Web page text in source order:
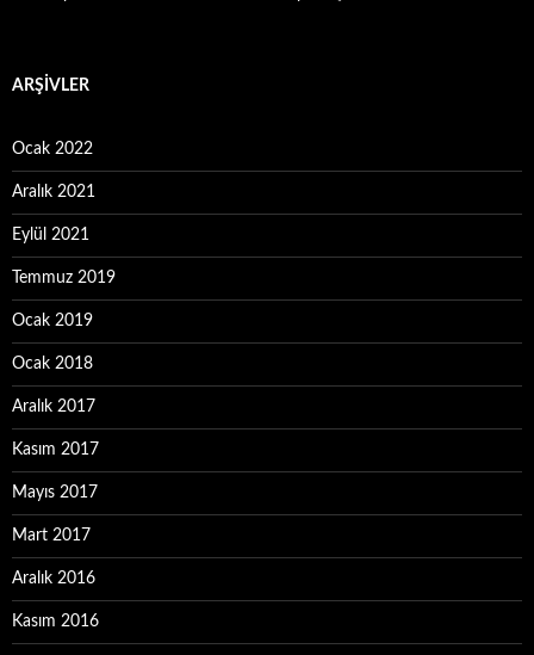
ARŞIVLER
Ocak 2022
Aralık 2021
Eylül 2021
Temmuz 2019
Ocak 2019
Ocak 2018
Aralık 2017
Kasım 2017
Mayıs 2017
Mart 2017
Aralık 2016
Kasım 2016